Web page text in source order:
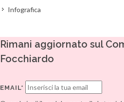
Infografica
Rimani aggiornato sul
Focchiardo
EMAIL*